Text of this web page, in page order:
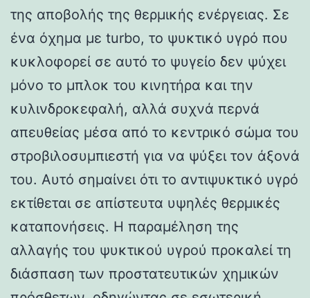
της αποβολής της θερμικής ενέργειας. Σε
ένα όχημα με turbo, το ψυκτικό υγρό που
κυκλοφορεί σε αυτό το ψυγείο δεν ψύχει
μόνο το μπλοκ του κινητήρα και την
κυλινδροκεφαλή, αλλά συχνά περνά
απευθείας μέσα από το κεντρικό σώμα του
στροβιλοσυμπιεστή για να ψύξει τον άξονά
του. Αυτό σημαίνει ότι το αντιψυκτικό υγρό
εκτίθεται σε απίστευτα υψηλές θερμικές
καταπονήσεις. Η παραμέληση της
αλλαγής του ψυκτικού υγρού προκαλεί τη
διάσπαση των προστατευτικών χημικών